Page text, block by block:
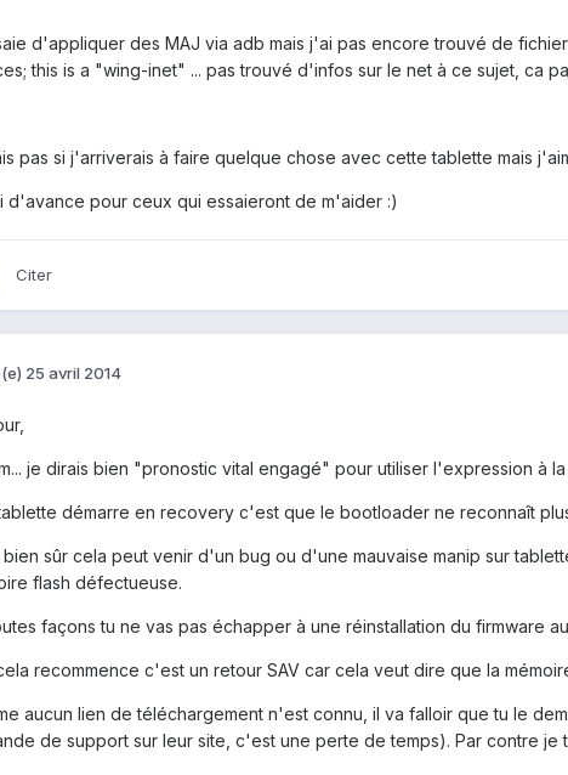
d'appliquer des MAJ via adb mais j'ai pas encore trouvé de
this is a "wing-inet" ... pas trouvé d'infos sur le net à ce sujet, ca
pas si j'arriverais à faire quelque chose avec cette tablette mais
d'avance pour ceux qui essaieront de m'aider :)
Citer
25 avril 2014
je dirais bien "pronostic vital engagé" pour utiliser l'expression à
démarre en recovery c'est que le bootloader ne reconnaît
bien sûr cela peut venir d'un bug ou d'une mauvaise manip sur
flash défectueuse.
façons tu ne vas pas échapper à une réinstallation du firmware
recommence c'est un retour SAV car cela veut dire que la
aucun lien de téléchargement n'est connu, il va falloir que tu le
de support sur leur site, c'est une perte de temps). Par contre